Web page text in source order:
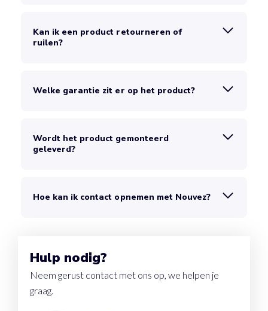
Kan ik een product retourneren of
ruilen?
Welke garantie zit er op het product?
Wordt het product gemonteerd
geleverd?
Hoe kan ik contact opnemen met Nouvez?
Hulp nodig?
Neem gerust contact met ons op, we helpen je
graag.